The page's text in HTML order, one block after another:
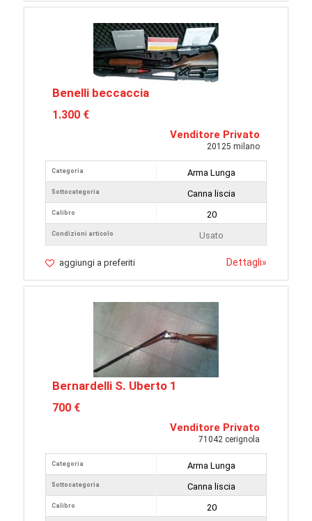
Benelli beccaccia
1.300 €
Venditore Privato
20125 milano
Categoria
Sottocategoria
Calibro
Condizioni articolo
Arma Lunga
Canna liscia
20
Usato
aggiungi a preferiti Dettagli»
Bernardelli S. Uberto 1
700 €
Venditore Privato
71042 cerignola
Categoria
Sottocategoria
Calibro
Arma Lunga
Canna liscia
20